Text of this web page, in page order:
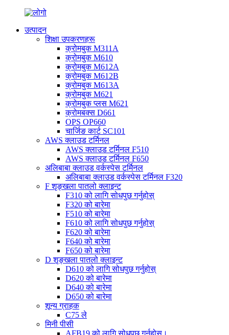
उत्पादन
शिक्षा उपकरणहरू
क्रोमबुक M311A
क्रोमबुक M610
क्रोमबुक M612A
क्रोमबुक M612B
क्रोमबुक M613A
क्रोमबुक M621
क्रोमबुक प्लस M621
क्रोमबक्स D661
OPS OP660
चार्जिङ कार्ट SC101
AWS क्लाउड टर्मिनल
AWS क्लाउड टर्मिनल F510
AWS क्लाउड टर्मिनल F650
अलिबाबा क्लाउड वर्कस्पेस टर्मिनल
अलिबाबा क्लाउड वर्कस्पेस टर्मिनल F320
F शृङ्खला पातलो क्लाइन्ट
F310 को लागि सोधपुछ गर्नुहोस्
F320 को बारेमा
F510 को बारेमा
F610 को लागि सोधपुछ गर्नुहोस्
F620 को बारेमा
F640 को बारेमा
F650 को बारेमा
D शृङ्खला पातलो क्लाइन्ट
D610 को लागि सोधपुछ गर्नुहोस्
D620 को बारेमा
D640 को बारेमा
D650 को बारेमा
शून्य ग्राहक
C75 ले
मिनी पीसी
AFB19 को लागि सोधपुछ गर्नुहोस्।